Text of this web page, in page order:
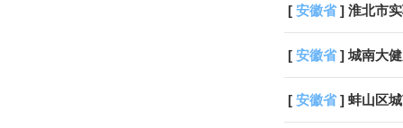
[ 安徽省] 淮北市
[ 安徽省] 城南大
[ 安徽省] 蚌山区